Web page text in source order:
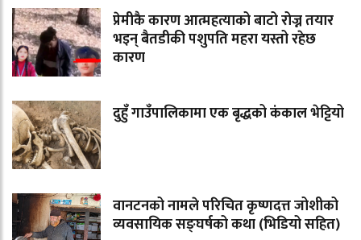
प्रेमीकै कारण आत्महत्याको बाटो रोज्न तयार
भइन् बैतडीकी पशुपति महरा यस्तो रहेछ
कारण
दुहुँ गाउँपालिकामा एक बृद्धको कंकाल भेट्टियो
वानटनको नामले परिचित कृष्णदत्त जोशीको
व्यवसायिक सङ्घर्षको कथा (भिडियो सहित)